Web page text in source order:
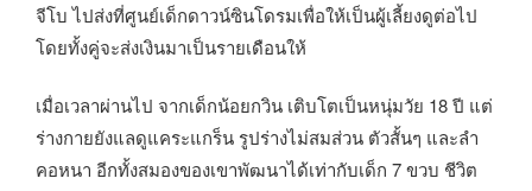
จีโบ ไปส่งที่ศูนย์เด็กดาวน์ซินโดรมเพื่อให้เป็นผู้เลี้ยงดูต่อไป
โดยทั้งคู่จะส่งเงินมาเป็นรายเดือนให้
เมื่อเวลาผ่านไป จากเด็กน้อยกวิน เติบโตเป็นหนุ่มวัย 18 ปี แต่
ร่างกายยังแลดูแคระแกร็น รูปร่างไม่สมส่วน ตัวสั้นๆ และลำ
คอหนา อีกทั้งสมองของเขาพัฒนาได้เท่ากับเด็ก 7 ขวบ ชีวิต